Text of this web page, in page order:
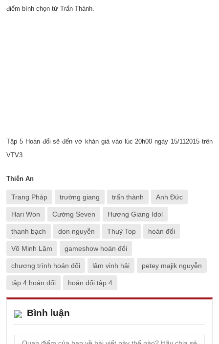
điểm bình chọn từ Trấn Thành.
Tập 5 Hoán đổi sẽ đến vớ khán giả vào lúc 20h00 ngày 15/112015 trên
VTV3.
Thiên An
Trang Pháp trường giang trấn thành Anh Đức
Hari Won Cường Seven Hương Giang Idol
thanh bạch don nguyễn Thuỷ Top hoán đổi
Võ Minh Lâm gameshow hoán đổi
chương trình hoán đổi lâm vinh hải petey majik nguyễn
tập 4 hoán đổi hoán đổi tập 4
Bình luận